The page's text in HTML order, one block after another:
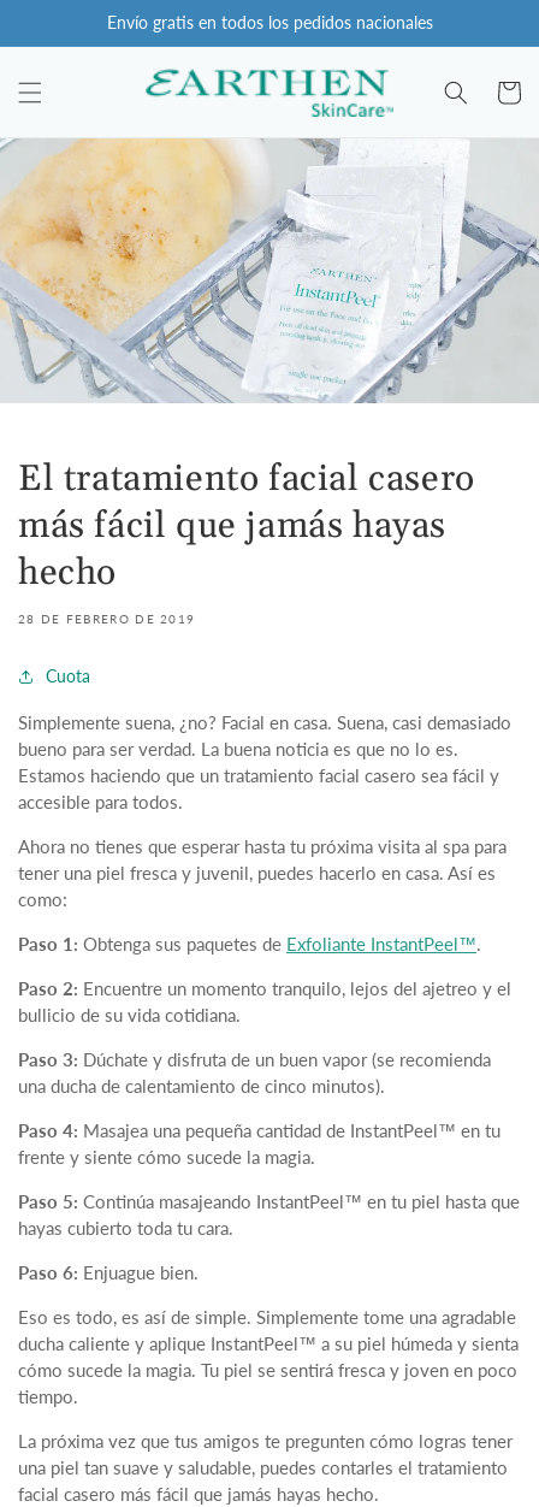
directamente
al contenido
Envío gratis en todos los pedidos nacionales
Carro
El tratamiento facial casero
más fácil que jamás hayas
hecho
28 DE FEBRERO DE 2019
Cuota
Simplemente suena, ¿no? Facial en casa. Suena, casi demasiado
bueno para ser verdad. La buena noticia es que no lo es.
Estamos haciendo que un tratamiento facial casero sea fácil y
accesible para todos.
Ahora no tienes que esperar hasta tu próxima visita al spa para
tener una piel fresca y juvenil, puedes hacerlo en casa. Así es
como:
Paso 1: Obtenga sus paquetes de Exfoliante InstantPeel™.
Paso 2: Encuentre un momento tranquilo, lejos del ajetreo y el
bullicio de su vida cotidiana.
Paso 3: Dúchate y disfruta de un buen vapor (se recomienda
una ducha de calentamiento de cinco minutos).
Paso 4: Masajea una pequeña cantidad de InstantPeel™ en tu
frente y siente cómo sucede la magia.
Paso 5: Continúa masajeando InstantPeel™ en tu piel hasta que
hayas cubierto toda tu cara.
Paso 6: Enjuague bien.
Eso es todo, es así de simple. Simplemente tome una agradable
ducha caliente y aplique InstantPeel™ a su piel húmeda y sienta
cómo sucede la magia. Tu piel se sentirá fresca y joven en poco
tiempo.
La próxima vez que tus amigos te pregunten cómo logras tener
una piel tan suave y saludable, puedes contarles el tratamiento
facial casero más fácil que jamás hayas hecho.